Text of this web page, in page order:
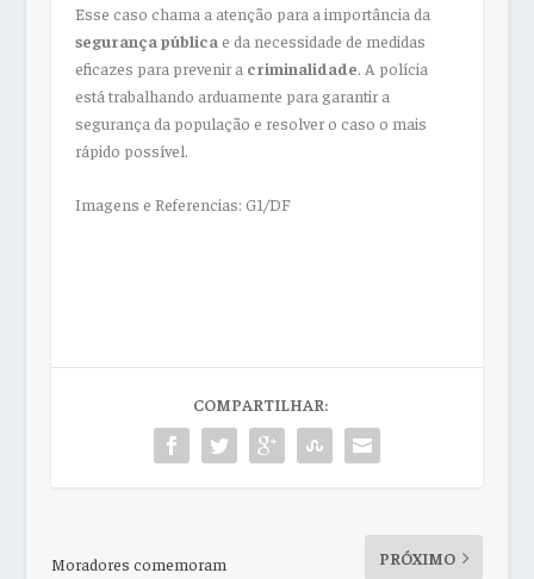
Esse caso chama a atenção para a importância da
segurança pública e da necessidade de medidas
eficazes para prevenir a criminalidade . A polícia
está trabalhando arduamente para garantir a
segurança da população e resolver o caso o mais
rápido possível.
Imagens e Referencias: G1/DF
COMPARTILHAR:
Moradores comemoram
PRÓXIMO